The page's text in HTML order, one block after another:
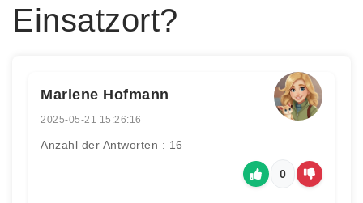
Einsatzort?
Marlene Hofmann
2025-05-21 15:26:16
Anzahl der Antworten : 16
0